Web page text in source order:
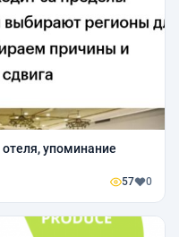
упоминание
57 0